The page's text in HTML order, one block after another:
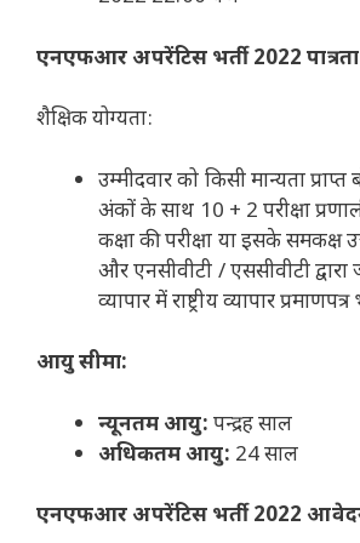
एनएफआर अपरेंटिस भर्ती 2022
शैक्षिक योग्यता:
उम्मीदवार को किसी मान्यता
अंकों के साथ 10 + 2 परीक्षा
कक्षा की परीक्षा या इसके समकक्ष
और एनसीवीटी / एससीवीटी
व्यापार में राष्ट्रीय व्यापार
आयु सीमा:
न्यूनतम आयु: पन्द्रह साल
अधिकतम आयु: 24 साल
एनएफआर अपरेंटिस भर्ती 2022